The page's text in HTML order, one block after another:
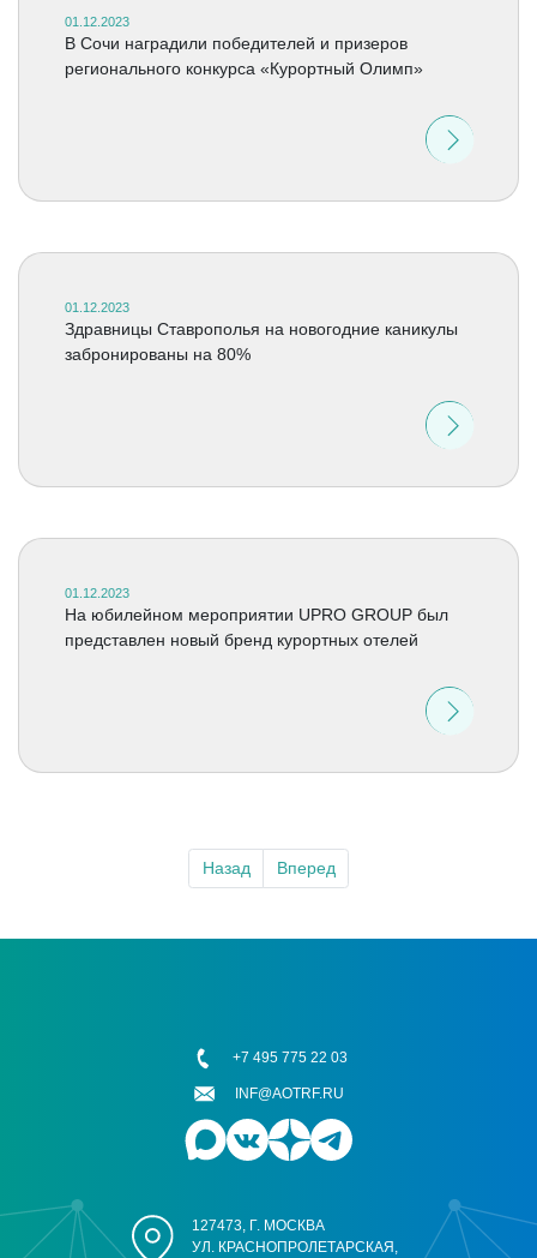
01.12.2023
В Сочи наградили победителей и призеров
регионального конкурса «Курортный Олимп»
01.12.2023
Здравницы Ставрополья на новогодние каникулы
забронированы на 80%
01.12.2023
На юбилейном мероприятии UPRO GROUP был
представлен новый бренд курортных отелей
Назад Вперед
127473, Г. МОСКВА
УЛ. КРАСНОПРОЛЕТАРСКАЯ,
+7 495 775 22 03
INF@AOTRF.RU